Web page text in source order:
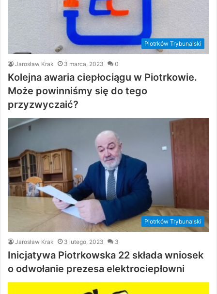
Piotrków Trybunalski
Jarosław Krak 3 marca, 2023 0
Kolejna awaria ciepłociągu w Piotrkowie.
Może powinniśmy się do tego
przyzwyczaić?
Piotrków Trybunalski
Jarosław Krak 3 lutego, 2023 3
Inicjatywa Piotrkowska 22 składa wniosek
o odwołanie prezesa elektrociepłowni